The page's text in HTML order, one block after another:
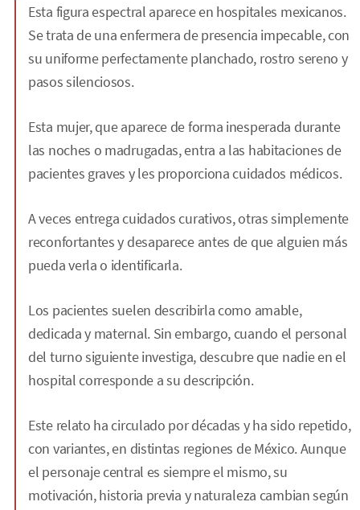
Esta figura espectral aparece en hospitales mexicanos.
Se trata de una enfermera de presencia impecable, con
su uniforme perfectamente planchado, rostro sereno y
pasos silenciosos.
Esta mujer, que aparece de forma inesperada durante
las noches o madrugadas, entra a las habitaciones de
pacientes graves y les proporciona cuidados médicos.
A veces entrega cuidados curativos, otras simplemente
reconfortantes y desaparece antes de que alguien más
pueda verla o identificarla.
Los pacientes suelen describirla como amable,
dedicada y maternal. Sin embargo, cuando el personal
del turno siguiente investiga, descubre que nadie en el
hospital corresponde a su descripción.
Este relato ha circulado por décadas y ha sido repetido,
con variantes, en distintas regiones de México. Aunque
el personaje central es siempre el mismo, su
motivación, historia previa y naturaleza cambian según